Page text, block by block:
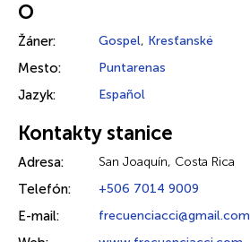
O
Žáner: Gospel, Kresťanské
Mesto: Puntarenas
Jazyk: Español
Kontakty stanice
Adresa: San Joaquín, Costa Rica
Telefón: +506 7014 9009
E-mail: frecuenciacci@gmail.com